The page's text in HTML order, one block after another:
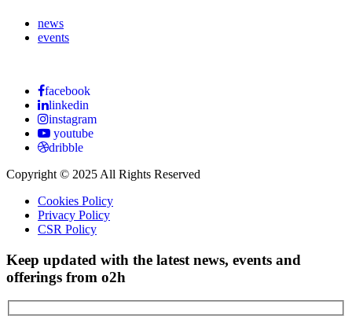
news
events
facebook
linkedin
instagram
youtube
dribble
Copyright © 2025 All Rights Reserved
Cookies Policy
Privacy Policy
CSR Policy
Keep updated with the latest news, events and
offerings from o2h